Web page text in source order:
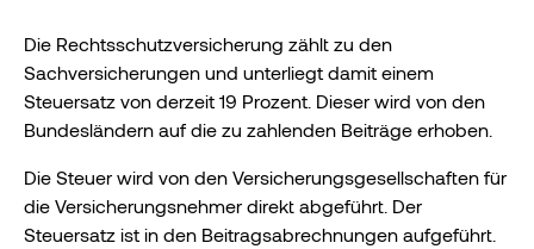
Die Rechtsschutzversicherung zählt zu den
Sachversicherungen und unterliegt damit einem
Steuersatz von derzeit 19 Prozent. Dieser wird von den
Bundesländern auf die zu zahlenden Beiträge erhoben.
Die Steuer wird von den Versicherungsgesellschaften für
die Versicherungsnehmer direkt abgeführt. Der
Steuersatz ist in den Beitragsabrechnungen aufgeführt.